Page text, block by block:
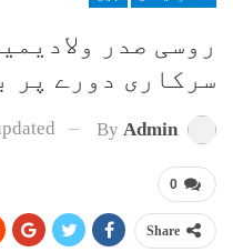
روسی صدر
سرکاری دورے پر
By Admin
0
Share